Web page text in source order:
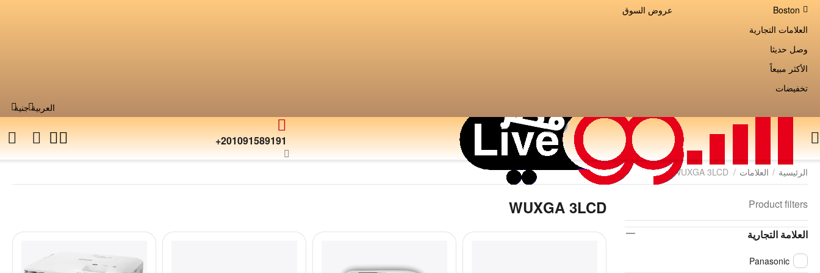
Boston
عروض السوق
العلامات التجارية
وصل حديثا
الأكثر مبيعاً
تخفيضات
جنيةالعربية
+201091589191
الرئيسية / العلامات /
WUXGA 3LCD
WUXGA 3LCD Product filters
العلامة التجارية
Panasonic